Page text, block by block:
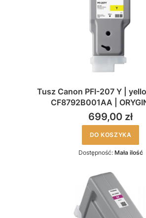
Tusz Canon PFI-207 Y |
CF8792B001AA |
699,00 zł
DO KOSZYKA
Dostępność: Mała ilość